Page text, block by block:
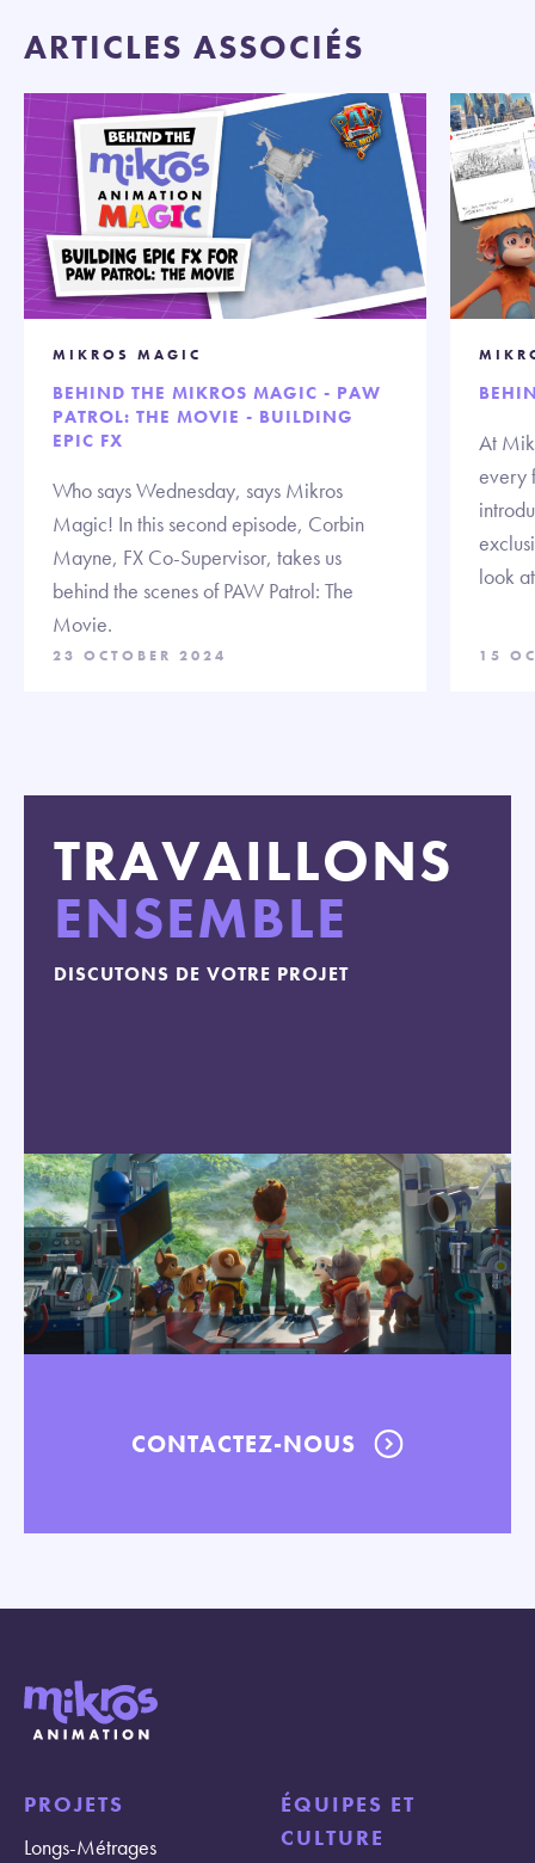
ARTICLES ASSOCIÉS
MIKROS MAGIC
BEHIND THE MIKROS MAGIC - PAW
PATROL: THE MOVIE - BUILDING
EPIC FX
Who says Wednesday, says Mikros
Magic! In this second episode, Corbin
Mayne, FX Co-Supervisor, takes us
behind the scenes of PAW Patrol: The
Movie.
23 OCTOBER 2024
At
every
look
15
TRAVAILLONS
ENSEMBLE
DISCUTONS DE VOTRE PROJET
CONTACTEZ-NOUS
PROJETS
Longs-Métrages
ÉQUIPES ET
CULTURE